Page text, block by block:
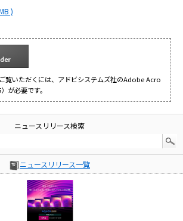
)
覧いただくには、アドビシステムズ社のAdobe Acro
が必要です。
ニュースリリース検索
ニュースリリース一覧